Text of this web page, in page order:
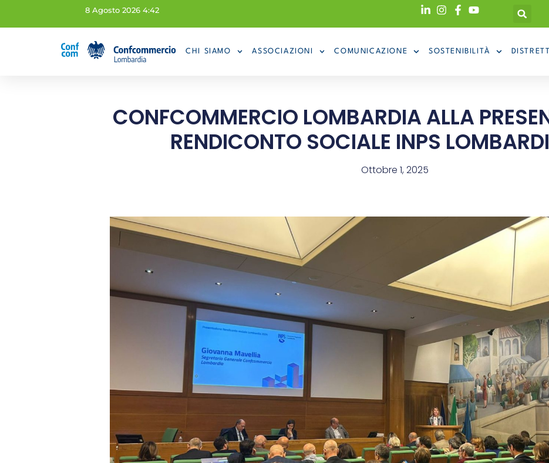
8 Agosto 2026 4:42
CHI SIAMO ASSOCIAZIONI COMUNICAZIONE SOSTENIBILITÀ DISTRETTI
CONFCOMMERCIO LOMBARDIA ALLA
RENDICONTO SOCIALE INPS
Ottobre 1, 2025